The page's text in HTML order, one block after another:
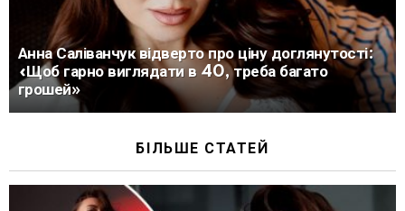
Анна Саліванчук відверто про ціну доглянутості:
«Щоб гарно виглядати в 40, треба багато
грошей»
БІЛЬШЕ СТАТЕЙ